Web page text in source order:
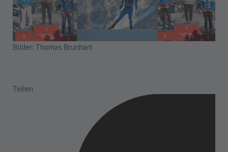
Bilder: Thomas Brunhart
Teilen